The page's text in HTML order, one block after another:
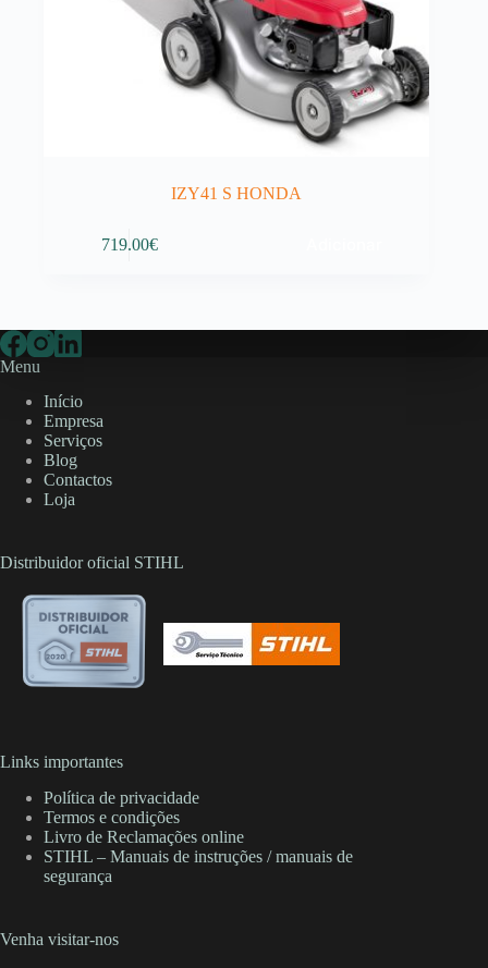
IZY41 S HONDA
719.00€
Menu
Início
Empresa
Serviços
Blog
Contactos
Loja
Distribuidor oficial STIHL
Links importantes
Política de privacidade
Termos e condições
Livro de Reclamações online
STIHL – Manuais de instruções / manuais de
segurança
Venha visitar-nos